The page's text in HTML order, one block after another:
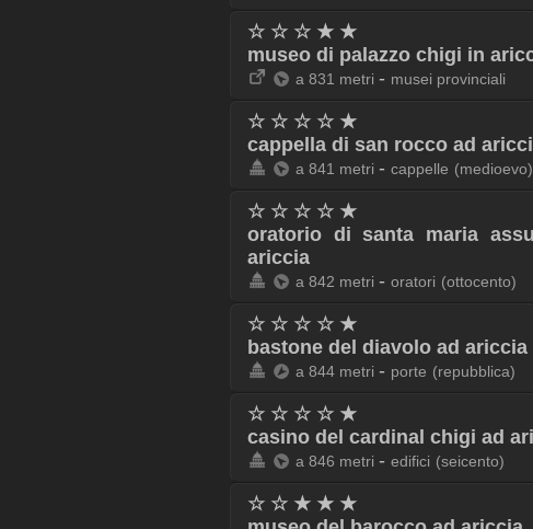
☆ ☆ ☆ ★ ★
museo di palazzo chigi in
a 831 metri - musei provinciali
☆ ☆ ☆ ☆ ★
cappella di san rocco ad
a 841 metri - cappelle (medioevo)
☆ ☆ ☆ ☆ ★
oratorio di santa maria
ariccia
a 842 metri - oratori (ottocento)
☆ ☆ ☆ ☆ ★
bastone del diavolo ad ariccia
a 844 metri - porte (repubblica)
☆ ☆ ☆ ☆ ★
casino del cardinal chigi ad
a 846 metri - edifici (seicento)
☆ ☆ ★ ★ ★